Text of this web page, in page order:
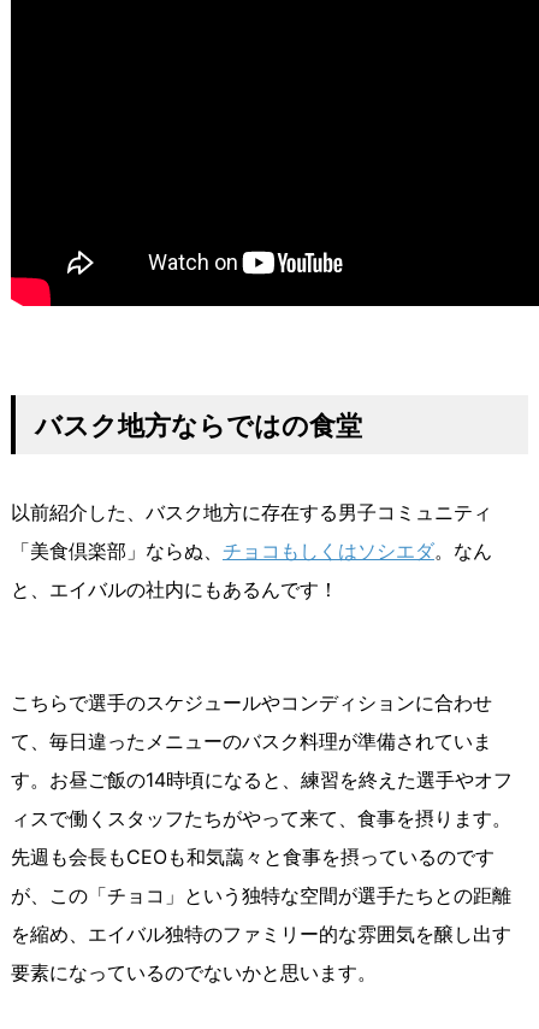
バスク地方ならではの食堂
以前紹介した、バスク地方に存在する男子コミュニティ
「美食倶楽部」ならぬ、 チョコもしくはソシエダ。なん
と、エイバルの社内にもあるんです！
こちらで選手のスケジュールやコンディションに合わせ
て、毎日違ったメニューのバスク料理が準備されていま
す。お昼ご飯の14時頃になると、練習を終えた選手やオフ
ィスで働くスタッフたちがやって来て、食事を摂ります。
先週も会長もCEOも和気藹々と食事を摂っているのです
が、この「チョコ」という独特な空間が選手たちとの距離
を縮め、エイバル独特のファミリー的な雰囲気を醸し出す
要素になっているのでないかと思います。